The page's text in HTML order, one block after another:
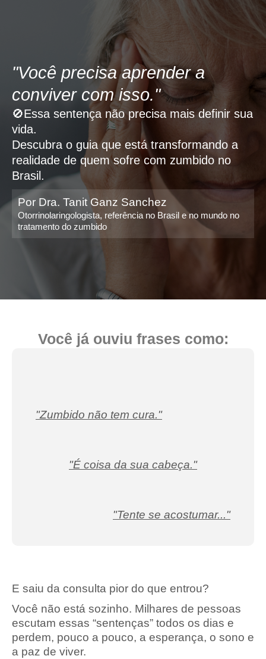
"Você precisa aprender a
conviver com isso."
🚫Essa sentença não precisa mais definir sua
vida.
Descubra o guia que está transformando a
realidade de quem sofre com zumbido no
Brasil.
Por Dra. Tanit Ganz Sanchez
Otorrinolaringologista, referência no Brasil e no mundo no
tratamento do zumbido
Você já ouviu frases como:
"Zumbido não tem cura."
"É coisa da sua cabeça."
"Tente se acostumar..."
E saiu da consulta pior do que entrou?
Você não está sozinho. Milhares de pessoas
escutam essas “sentenças” todos os dias e
perdem, pouco a pouco, a esperança, o sono e
a paz de viver.